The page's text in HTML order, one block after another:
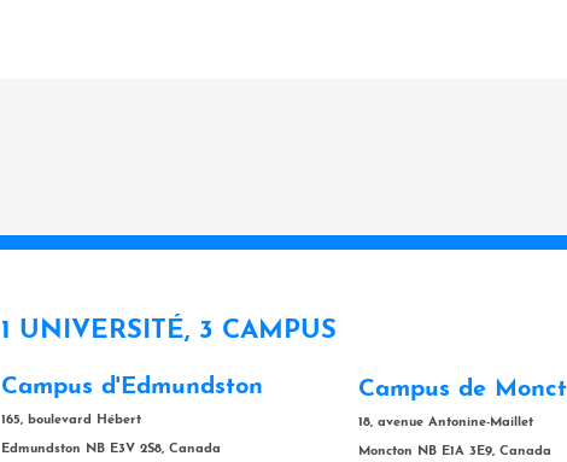
1 UNIVERSITÉ, 3 CAMPUS
Campus d'Edmundston
165, boulevard Hébert
Edmundston NB E3V 2S8, Canada
Campus de
18, avenue Antonine-Maillet
Moncton NB E1A 3E9, Canada